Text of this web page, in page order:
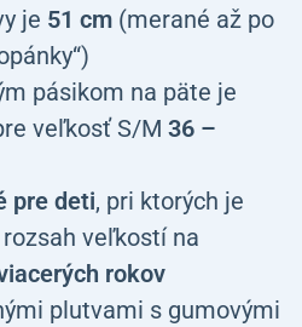
je 51 cm (merané až po
pásikom na päte je
veľkosť S/M 36 –
pre deti, pri ktorých je
veľkostí na
rokov
plutvami s gumovými